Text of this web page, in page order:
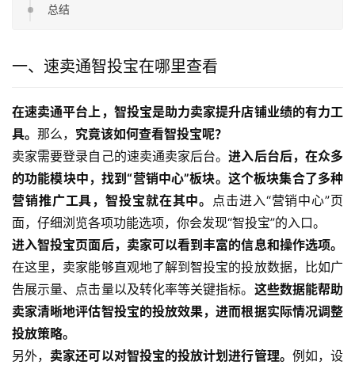
总结
一、速卖通智投宝在哪里查看
在速卖通平台上，智投宝是助力卖家提升店铺业绩的有力工
具。 那么， 究竟该如何查看智投宝呢？
卖家需要登录自己的速卖通卖家后台。进入后台后，在众多
的功能模块中，找到“营销中心”板块。这个板块集合了多种
营销推广工具，智投宝就在其中。 点击进入“营销中心”页
面，仔细浏览各项功能选项，你会发现“智投宝”的入口。
进入智投宝页面后，卖家可以看到丰富的信息和操作选项。
在这里，卖家能够直观地了解到智投宝的投放数据，比如广
告展示量、点击量以及转化率等关键指标。 这些数据能帮助
卖家清晰地评估智投宝的投放效果，进而根据实际情况调整
投放策略。
另外， 卖家还可以对智投宝的投放计划进行管理。 例如，设